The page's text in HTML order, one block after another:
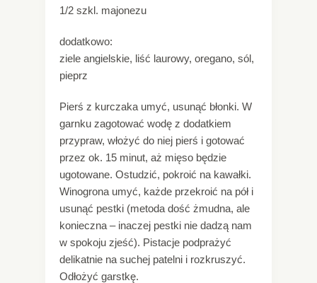
1/2 szkl. majonezu
dodatkowo:
ziele angielskie, liść laurowy, oregano, sól,
pieprz
Pierś z kurczaka umyć, usunąć błonki. W
garnku zagotować wodę z dodatkiem
przypraw, włożyć do niej pierś i gotować
przez ok. 15 minut, aż mięso będzie
ugotowane. Ostudzić, pokroić na kawałki.
Winogrona umyć, każde przekroić na pół i
usunąć pestki (metoda dość żmudna, ale
konieczna – inaczej pestki nie dadzą nam
w spokoju zjeść). Pistacje podprażyć
delikatnie na suchej patelni i rozkruszyć.
Odłożyć garstkę.